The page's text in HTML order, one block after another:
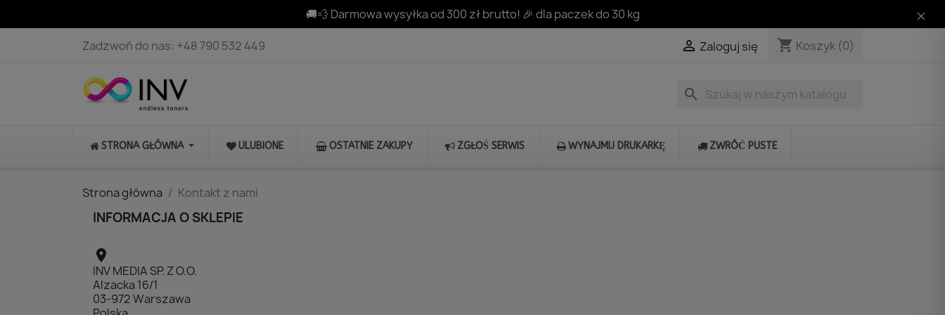
🚚💨 Darmowa wysyłka od 300 zł brutto! 🎉 dla paczek do 30 kg
Zadzwoń do nas: +48 790 532 449  Zaloguj się shopping_cart Koszyk (0)
search
STRONA GŁÓWNA ULUBIONE OSTATNIE ZAKUPY ZGŁOŚ SERWIS WYNAJMIJ DRUKARKĘ ZWRÓĆ PUSTE
Strona główna Kontakt z nami
INFORMACJA O SKLEPIE

INV MEDIA SP. Z O.O.
Alzacka 16/1
03-972 Warszawa